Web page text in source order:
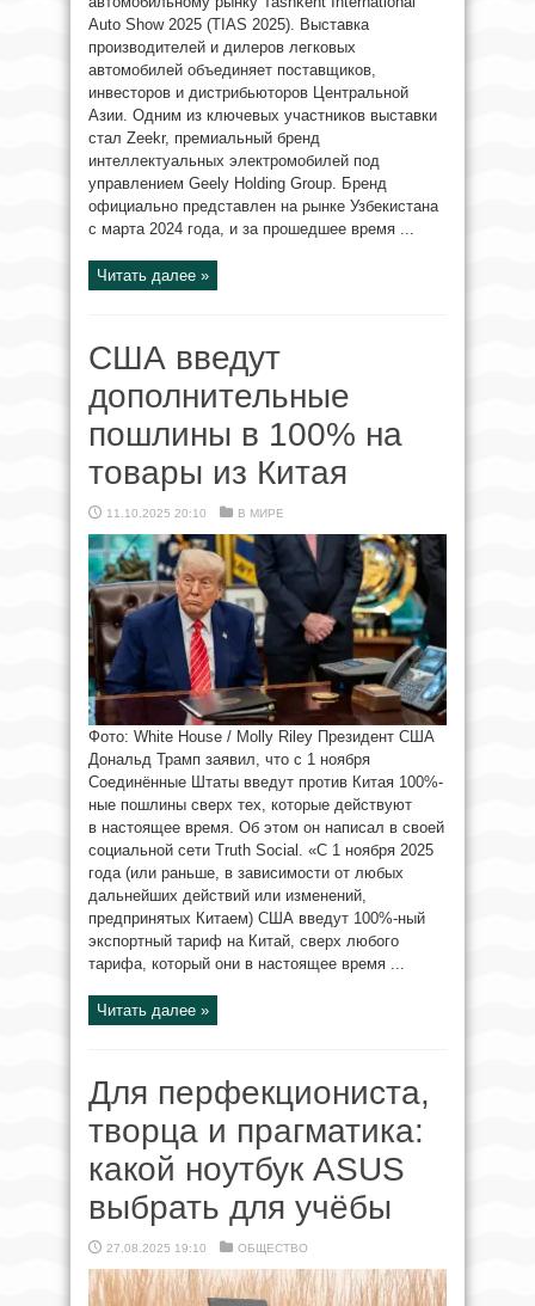
Auto Show 2025 (TIAS 2025). Выставка
производителей и дилеров легковых
автомобилей объединяет поставщиков,
инвесторов и дистрибьюторов Центральной
Азии. Одним из ключевых участников выставки
стал Zeekr, премиальный бренд
интеллектуальных электромобилей под
управлением Geely Holding Group. Бренд
официально представлен на рынке Узбекистана
с марта 2024 года, и за прошедшее время ...
Читать далее »
США введут
дополнительные
пошлины в 100% на
товары из Китая
11.10.2025 20:10 В МИРЕ
Фото: White House / Molly Riley Президент США
Дональд Трамп заявил, что с 1 ноября
Соединённые Штаты введут против Китая 100%-
ные пошлины сверх тех, которые действуют
в настоящее время. Об этом он написал в своей
социальной сети Truth Social. «С 1 ноября 2025
года (или раньше, в зависимости от любых
дальнейших действий или изменений,
предпринятых Китаем) США введут 100%-ный
экспортный тариф на Китай, сверх любого
тарифа, который они в настоящее время ...
Читать далее »
Для перфекциониста,
творца и прагматика:
какой ноутбук ASUS
выбрать для учёбы
27.08.2025 19:10 ОБЩЕСТВО